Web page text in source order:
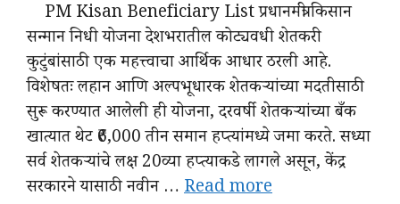
PM Kisan Beneficiary List प्रधानमंत्री किसान
सन्मान निधी योजना देशभरातील कोट्यवधी शेतकरी
कुटुंबांसाठी एक महत्त्वाचा आर्थिक आधार ठरली आहे.
विशेषतः लहान आणि अल्पभूधारक शेतकऱ्यांच्या मदतीसाठी
सुरू करण्यात आलेली ही योजना, दरवर्षी शेतकऱ्यांच्या बँक
खात्यात थेट ₹6,000 तीन समान हप्त्यांमध्ये जमा करते. सध्या
सर्व शेतकऱ्यांचे लक्ष 20व्या हप्त्याकडे लागले असून, केंद्र
सरकारने यासाठी नवीन … Read more